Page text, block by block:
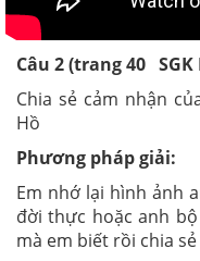
Câu 2 (trang 40
Chia sẻ cảm nhận
Hồ
Phương pháp giải:
Em nhớ lại hình ảnh
đời thực hoặc anh
mà em biết rồi chia